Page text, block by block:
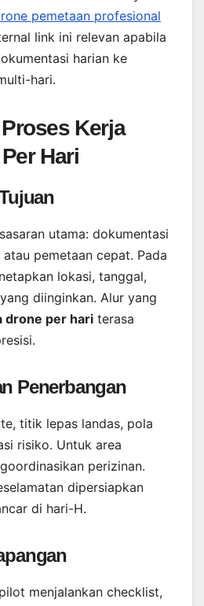
pemetaan profesional
link ini relevan apabila
harian ke
hari.
Kerja
Hari
utama: dokumentasi
pemetaan cepat. Pada
lokasi, tanggal,
diinginkan. Alur yang
drone per hari terasa
Penerbangan
titik lepas landas, pola
risiko. Untuk area
perizinan.
dipersiapkan
di hari-H.
menjalankan checklist,